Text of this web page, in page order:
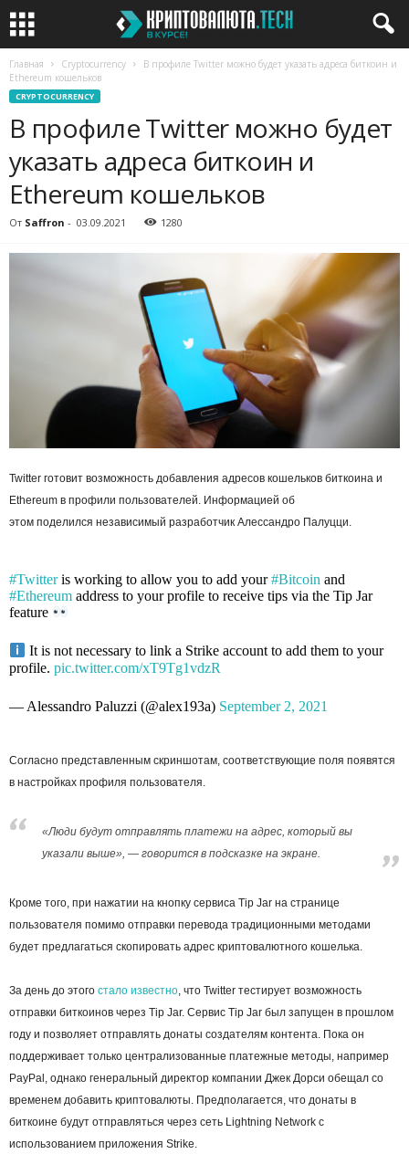
Главная Cryptocurrency
В профиле Twitter можно будет указать адреса биткоин и
Ethereum кошельков
CRYPTOCURRENCY
В профиле Twitter можно будет
указать адреса биткоин и
Ethereum кошельков
От Saffron - 03.09.2021 1280
Twitter готовит возможность добавления адресов кошельков биткоина и
Ethereum в профили пользователей. Информацией об
этом поделился независимый разработчик Алессандро Палуцци.
#Twitteris working to allow you to add your#Bitcoin and
#Ethereum address to your profile to receive tips via the Tip Jar
feature
It is not necessary to link a Strike account to add them to your
profile. pic.twitter.com/xT9Tg1vdzR
— Alessandro Paluzzi (@alex193a) September 2, 2021
Согласно представленным скриншотам, соответствующие поля появятся
в настройках профиля пользователя.
«Люди будут отправлять платежи на адрес, который вы
указали выше», — говорится в подсказке на экране.
Кроме того, при нажатии на кнопку сервиса Tip Jar на странице
пользователя помимо отправки перевода традиционными методами
будет предлагаться скопировать адрес криптовалютного кошелька.
За день до этого стало известно, что Twitter тестирует возможность
отправки биткоинов через Tip Jar. Сервис Tip Jar был запущен в прошлом
году и позволяет отправлять донаты создателям контента. Пока он
поддерживает только централизованные платежные методы, например
PayPal, однако генеральный директор компании Джек Дорси обещал со
временем добавить криптовалюты. Предполагается, что донаты в
биткоине будут отправляться через сеть Lightning Network с
использованием приложения Strike.